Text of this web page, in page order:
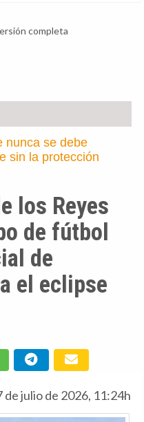
completa
nunca se debe
sin la protección
los Reyes
de fútbol
de
el eclipse
de julio de 2026, 11:24h